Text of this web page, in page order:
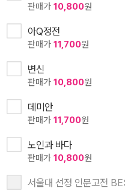
판매가 10,800원
아Q정전
판매가 11,700원
변신
판매가 10,800원
데미안
판매가 11,700원
노인과 바다
판매가 10,800원
서울대 선정 인문고전